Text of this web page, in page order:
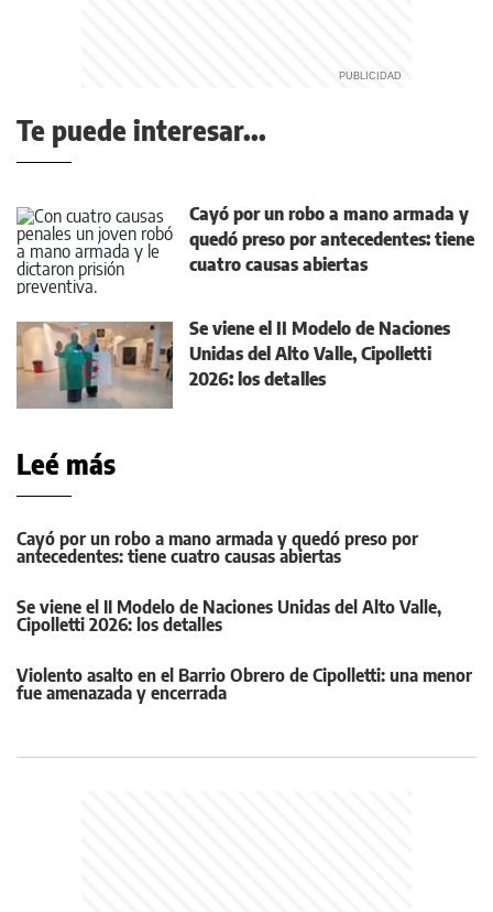
Te puede interesar...
Cayó por un robo a mano armada y
quedó preso por antecedentes: tiene
cuatro causas abiertas
Se viene el II Modelo de Naciones
Unidas del Alto Valle, Cipolletti
2026: los detalles
Leé más
Cayó por un robo a mano armada y quedó preso por
antecedentes: tiene cuatro causas abiertas
Se viene el II Modelo de Naciones Unidas del Alto Valle,
Cipolletti 2026: los detalles
Violento asalto en el Barrio Obrero de Cipolletti: una menor
fue amenazada y encerrada